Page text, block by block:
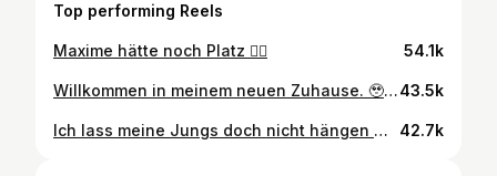
Top performing Reels
Maxime hätte noch Platz 🙋‍♀️ 54.1k
Willkommen in meinem neuen Zuhause. 🥹👉🏽👈🏽🥰 Ich habe mich bewusst entschieden, in Lüneburg zu bleiben – wegen dieser Wohnung, meiner Familie und der Menschen, die hier sind. Hamburg läuft nicht weg. Was sagt ihr ?😬😬😬43.5k
Ich lass meine Jungs doch nicht hängen 🫷🏼😔🫸🏼 42.7k